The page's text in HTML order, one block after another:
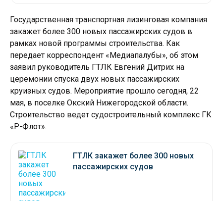
Государственная транспортная лизинговая компания
закажет более 300 новых пассажирских судов в
рамках новой программы строительства. Как
передает корреспондент «Медиапалубы», об этом
заявил руководитель ГТЛК Евгений Дитрих на
церемонии спуска двух новых пассажирских
круизных судов. Мероприятие прошло сегодня, 22
мая, в поселке Окский Нижегородской области.
Строительство ведет судостроительный комплекс ГК
«Р-Флот».
ГТЛК закажет более 300 новых
пассажирских судов